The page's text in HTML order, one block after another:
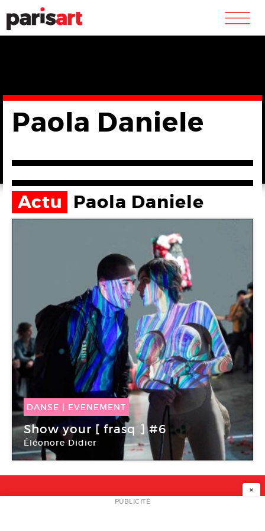
m
Paola Daniele
Actu Paola Daniele
DANSE | EVENEMENT
11 Mai -11 Mai 2019
Show your [ frasq ] #6
Éléonore Didier
Le Générateur
NEWSLETTER
×
PUBLICITÉ